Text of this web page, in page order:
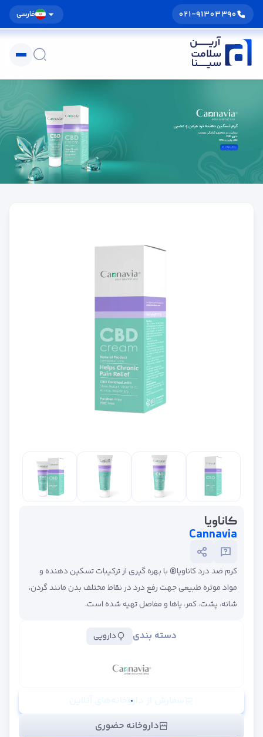
021-91303390 فارسی
کاناویا
Cannavia
کرم ضد درد کاناویا® با بهره گیری از ترکیبات تسکین دهنده و
مواد موثره طبیعی جهت رفع درد در نقاط مختلف بدن مانند گردن،
شانه، پشت، کمر، پاها و مفاصل تهیه شده است.
دسته بندی دارویی
سفارش از داروخانه‌های آنلاین
داروخانه حضوری